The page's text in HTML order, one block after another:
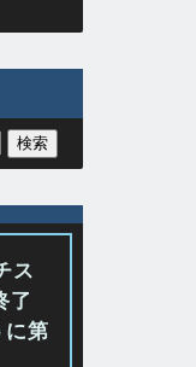
ス
了
に第